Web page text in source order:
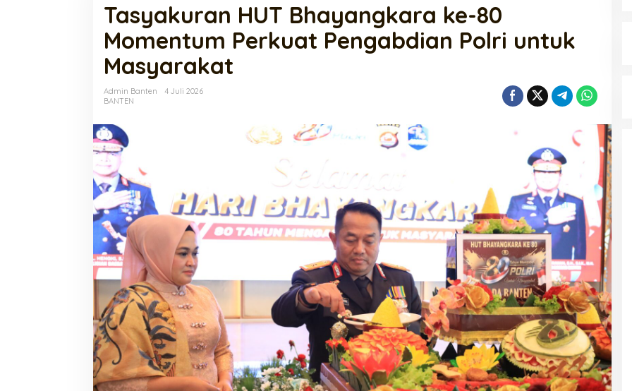
Bhayangkara
ke-
80
Momentum
Perkuat
Pengabdian
Polri
Tasyakuran HUT Bhayangkara ke-80
Momentum Perkuat Pengabdian Polri untuk
Masyarakat
Admin Banten
4 Juli 2026
BANTEN